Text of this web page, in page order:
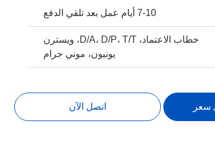
7-10 أيام عمل بعد تلقي الدفع
خطاب الاعتماد، D/A، D/P، T/T، ويسترن
يونيون، موني جرام
سعر اتصل الآن